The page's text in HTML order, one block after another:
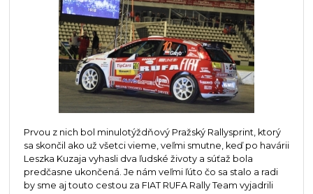
Prvou z nich bol minulotýždňový Pražský Rallysprint, ktorý
sa skončil ako už všetci vieme, veľmi smutne, keď po havárii
Leszka Kuzaja vyhasli dva ľudské životy a súťaž bola
predčasne ukončená. Je nám veľmi ľúto čo sa stalo a radi
by sme aj touto cestou za FIAT RUFA Rally Team vyjadrili